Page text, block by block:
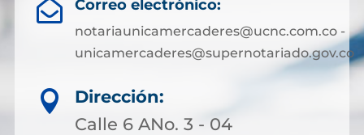
 Correo electrónico:
notariaunicamercaderes@ucnc.com.co -
unicamercaderes@supernotariado.gov.co

Dirección:
Calle 6 ANo. 3 - 04